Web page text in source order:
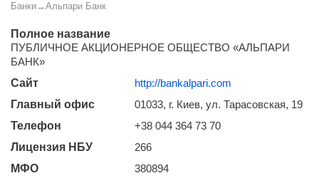
Банки→ Альпари Банк
Полное название
ПУБЛИЧНОЕ АКЦИОНЕРНОЕ ОБЩЕСТВО «АЛЬПАРИ
БАНК»
Сайт
http://bankalpari.com
Главный офис
01033, г. Киев, ул. Тарасовская, 19
Телефон
+38 044 364 73 70
Лицензия НБУ
266
МФО
380894